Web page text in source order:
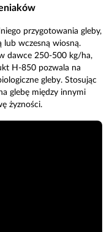
przygotowania gleby,
lub wczesną wiosną.
dawce 250-500 kg/ha,
H-850 pozwala na
gleby. Stosując
glebę między innymi
żyzności.